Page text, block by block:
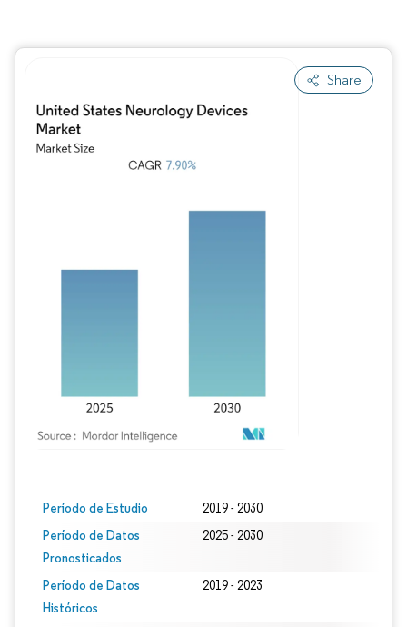
Share
Período de Estudio 2019 - 2030
Período de Datos
Pronosticados
2025 - 2030
Período de Datos
Históricos
2019 - 2023